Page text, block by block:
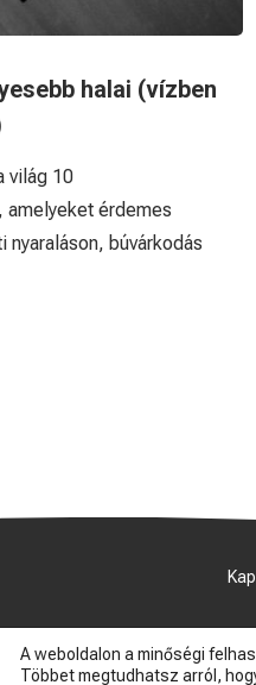
halai (vízben
világ 10
amelyeket érdemes
nyaraláson, búvárkodás
A weboldalon a minőségi
Többet megtudhatsz arról,